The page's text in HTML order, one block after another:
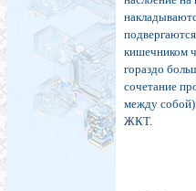
кишечником
гораздо
сочетание
между собой)
ЖКТ.